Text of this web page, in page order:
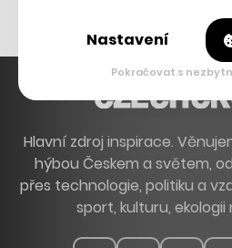
Hlavní zdroj inspirace.
hýbou Českem a světem,
přes technologie, politiku a
sport, kulturu,
Nastavení
Pokračovat s